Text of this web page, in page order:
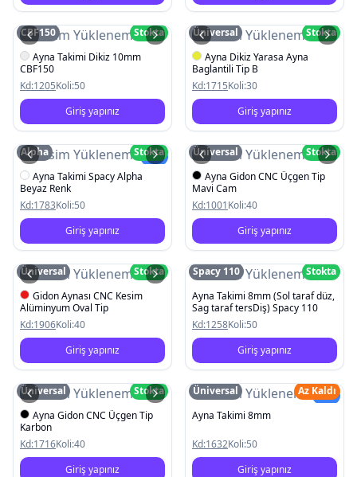
Resim Yüklenemedi
CBF150
Stokta
Ayna Takimi Dikiz 10mm
CBF150
Kd:1205Koli:50
Giriş yapınız
Resim Yüklenemedi
Üniversal
Stokta
Ayna Dikiz Yarasa Ayna
Baglantili Tip B
Kd:1715Koli:30
Giriş yapınız
Resim YüklenemediYeni
Alpha
Stokta
Ayna Takimi Spacy Alpha
Beyaz Renk
Kd:1783Koli:50
Giriş yapınız
Resim Yüklenemedi
Üniversal
Stokta
Ayna Gidon CNC Üçgen Tip
Mavi Cam
Kd:1001Koli:40
Giriş yapınız
Resim Yüklenemedi
Üniversal
Stokta
Gidon Aynası CNC Kesim
Alüminyum Oval Tip
Kd:1906Koli:40
Giriş yapınız
Resim Yüklenemedi
Spacy 110
Stokta
Ayna Takimi 8mm (Sol taraf düz,
Sag taraf tersDiş) Spacy 110
Kd:1258Koli:50
Giriş yapınız
Resim Yüklenemedi
Üniversal
Stokta
Ayna Gidon CNC Üçgen Tip
Karbon
Kd:1716Koli:40
Giriş yapınız
Resim YüklenemediYeni
Üniversal
Az Kaldı
Ayna Takimi 8mm
Kd:1632Koli:50
Giriş yapınız